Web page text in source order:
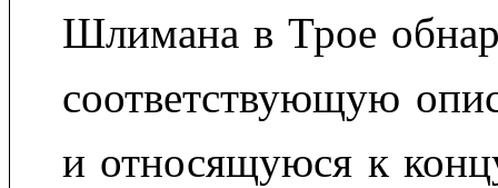
Шлимана в Трое
соответствующую
и относящуюся к